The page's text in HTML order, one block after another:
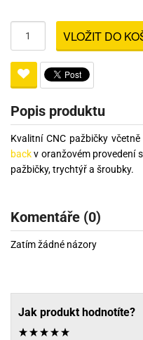
VLOŽIT DO
Popis produktu
Kvalitní CNC pažbičky
backv oranžovém provedení
pažbičky, trychtýř a šroubky.
Komentáře (0)
Zatím žádné názory
Jak produkt hodnotíte?